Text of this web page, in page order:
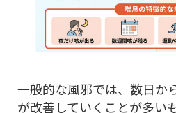
一般的な風邪では、数日か
が改善していくことが多い